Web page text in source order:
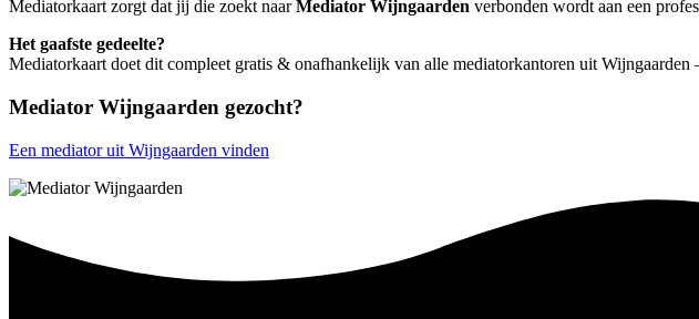
Mediatorkaart zorgt dat jij die zoekt naarMediator Wijngaarden verbonden wordt aan een
Het gaafste gedeelte?
Mediatorkaart doet dit compleet gratis & onafhankelijk van alle mediatorkantoren uit Wijngaarden
Mediator Wijngaarden gezocht?
Een mediator uit Wijngaarden vinden